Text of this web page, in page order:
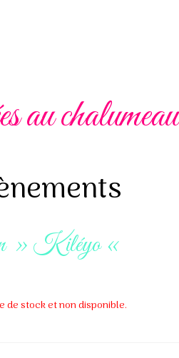
au chalumeau
» Kiléyo «
de stock et non disponible.